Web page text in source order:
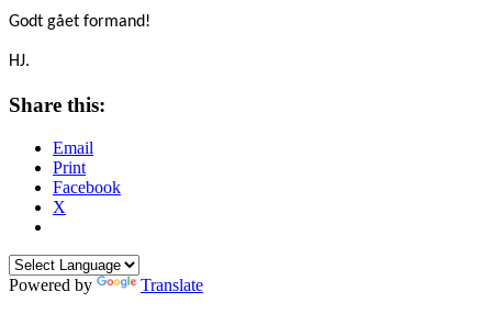
Godt gået formand!
HJ.
Share this:
Email
Print
Facebook
X
Powered by Translate